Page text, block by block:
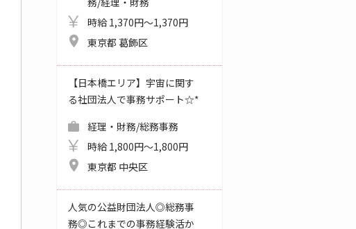
時給 1,370円～1,370円
東京都 葛飾区
【日本橋エリア】宇宙に関す
る社団法人で事務サポート☆*
経理・財務/総務事務
時給 1,800円～1,800円
東京都 中央区
人気の公益財団法人◎総務事
務◎これまでの事務経験活か